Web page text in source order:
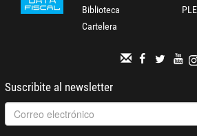
Biblioteca
Cartelera
Suscribite al newsletter